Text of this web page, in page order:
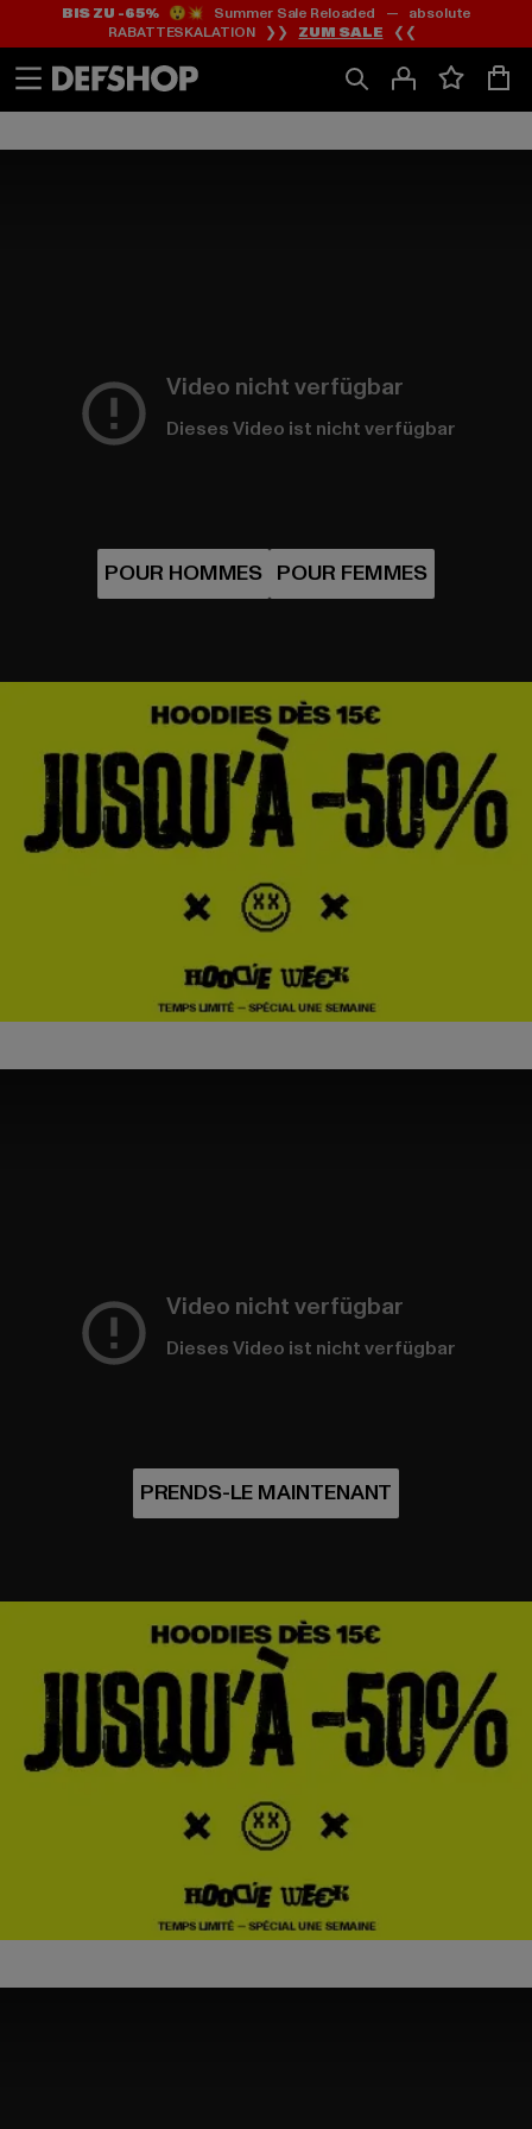
Zum
Inhalt
springen
Zum
Fußzeile
springen
BIS ZU -65%😲💥 Summer Sale Reloaded — absolute
RABATTESKALATION ❯❯ ZUM SALE ❮❮
Video nicht verfügbar
Dieses Video ist nicht verfügbar
Video nicht verfügbar
Dieses Video ist nicht verfügbar